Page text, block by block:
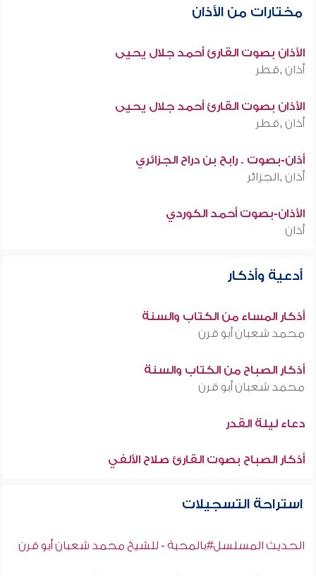
مختارات من الأذان
الأذان بصوت القارئ أحمد جلال يحيى
أذان ,قطر
الأذان بصوت القارئ أحمد جلال يحيى
أذان ,قطر
أذان-بصوت . رابح بن دراح الجزائري
أذان ,الجزائر
الأذان-بصوت أحمد الكوردي
أذان
أدعية وأذكار
أذكار المساء من الكتاب والسنة
محمد شعبان أبو قرن
أذكار الصباح من الكتاب والسنة
محمد شعبان أبو قرن
دعاء ليلة القدر
أذكار الصباح بصوت القارئ صلاح الألفي
استراحة التسجيلات
الحديث المسلسل#بالمحبة - للشيخ محمد شعبان أبو قرن